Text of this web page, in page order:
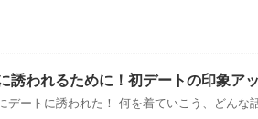
誘われるために！初デートの印象ア
ートに誘われた！ 何を着ていこう、どんな